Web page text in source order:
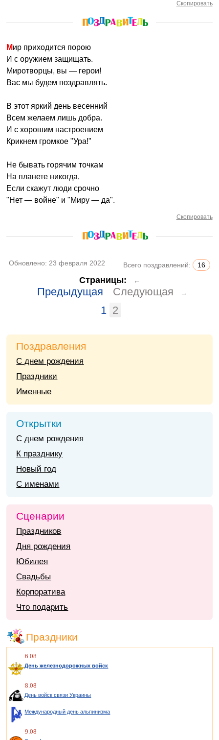
Скопировать
Мир приходится порою
И с оружием защищать.
Миротворцы, вы — герои!
Вас мы будем поздравлять.
В этот яркий день весенний
Всем желаем лишь добра.
И с хорошим настроением
Крикнем громкое "Ура!"
Не бывать горячим точкам
На планете никогда,
Если скажут люди срочно
"Нет — войне" и "Миру — да".
Скопировать
Обновлено: 23 февраля 2022 Всего поздравлений: 16
Страницы: ←
Предыдущая Следующая →
1 2
Поздравления
С днем рождения
Праздники
Именные
Открытки
С днем рождения
К празднику
Новый год
С именами
Сценарии
Праздников
Дня рождения
Юбилея
Свадьбы
Корпоратива
Что подарить
Праздники
6.08
День железнодорожных войск
8.08
День войск связи Украины
Международный день альпинизма
9.08